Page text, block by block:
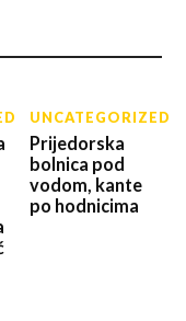
UNCATEGORIZED
Prijedorska
bolnica pod
vodom, kante
po hodnicima